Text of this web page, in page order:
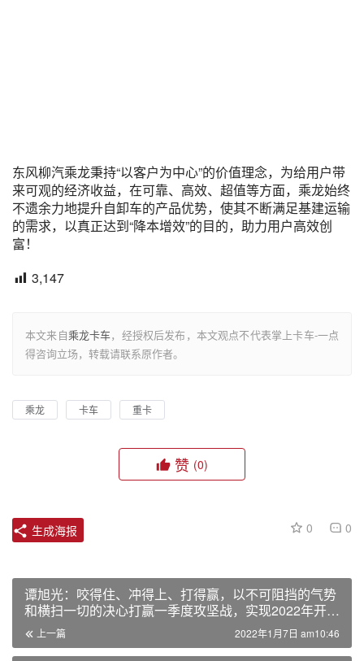
东风柳汽乘龙秉持“以客户为中心”的价值理念，为给用户带
来可观的经济收益，在可靠、高效、超值等方面，乘龙始终
不遗余力地提升自卸车的产品优势，使其不断满足基建运输
的需求，以真正达到“降本增效”的目的，助力用户高效创
富！
3,147
本文来自乘龙卡车，经授权后发布，本文观点不代表掌上卡车-一点
得咨询立场，转载请联系原作者。
乘龙 卡车 重卡
赞 (0)
0 0
生成海报
谭旭光：咬得住、冲得上、打得赢，以不可阻挡的气势
和横扫一切的决心打赢一季度攻坚战，实现2022年开门
红！上一篇 2022年1月7日 am10:46